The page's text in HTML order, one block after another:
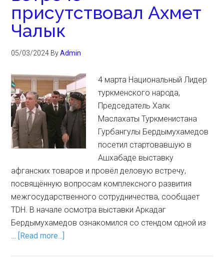
присутствовал Ахмет
Чалык
05/03/2024 ByAdmin
4 марта Национальный Лидер
туркменского народа,
Председатель Халк
Маслахаты Туркменистана
Гурбангулы Бердымухамедов
посетил стартовавшую в
Ашхабаде выставку
афганских товаров и провёл деловую встречу,
посвящённую вопросам комплексного развития
межгосударственного сотрудничества, сообщает
TDH. В начале осмотра выставки Аркадаг
Бердымухамедов ознакомился со стендом одной из
… [Read more...]